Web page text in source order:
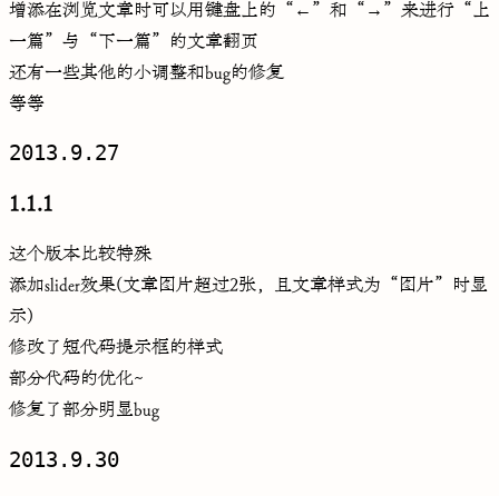
增添在浏览文章时可以用键盘上的“←”和“→”来进行“上
一篇”与“下一篇”的文章翻页
还有一些其他的小调整和bug的修复
等等
2013.9.27
1.1.1
这个版本比较特殊
添加slider效果(文章图片超过2张，且文章样式为“图片”时显
示)
修改了短代码提示框的样式
部分代码的优化~
修复了部分明显bug
2013.9.30